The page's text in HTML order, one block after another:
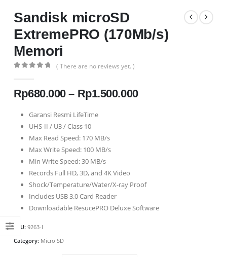
Sandisk microSD
ExtremePRO (170Mb/s)
Memori
( There are no reviews yet. )
Rp680.000 – Rp1.500.000Price
Garansi Resmi LifeTime
UHS-II / U3 / Class 10
Max Read Speed: 170 MB/s
Max Write Speed: 100 MB/s
Min Write Speed: 30 MB/s
Records Full HD, 3D, and 4K Video
Shock/Temperature/Water/X-ray Proof
Includes USB 3.0 Card Reader
Downloadable ResucePRO Deluxe Software
SKU: 9263-I
Category: Micro SD